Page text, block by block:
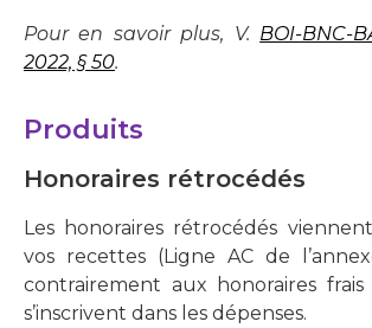
Pour en savoir plus, V. BOI-BNC-
2022, § 50.
Produits
Honoraires rétrocédés
Les honoraires rétrocédés
vos recettes (Ligne AC de
contrairement aux honoraires
s’inscrivent dans les dépenses.